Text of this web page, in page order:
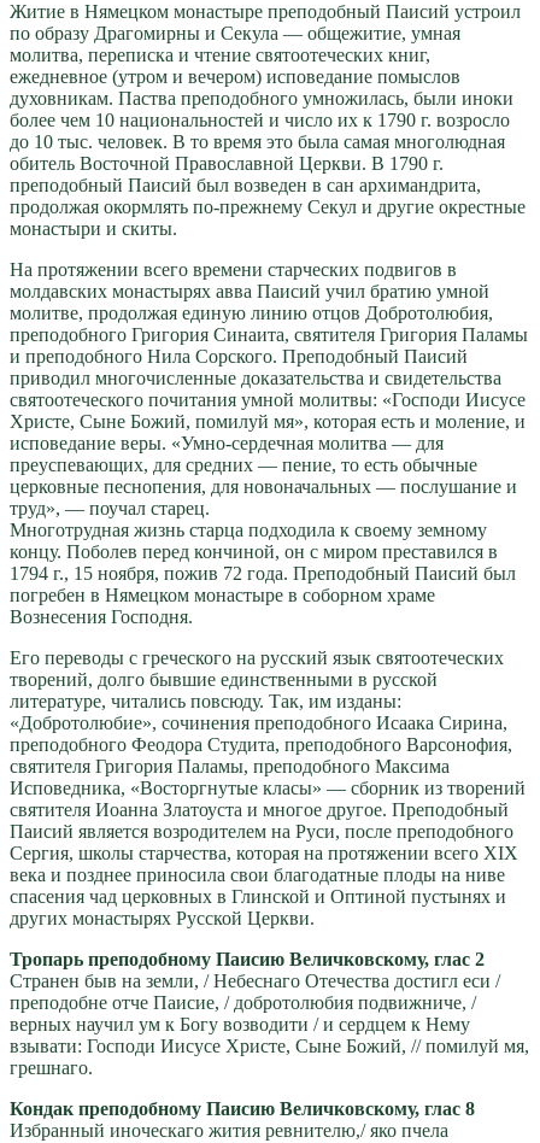
Житие в Нямецком монастыре преподобный Паисий устроил
по образу Драгомирны и Секула — общежитие, умная
молитва, переписка и чтение святоотеческих книг,
ежедневное (утром и вечером) исповедание помыслов
духовникам. Паства преподобного умножилась, были иноки
более чем 10 национальностей и число их к 1790 г. возросло
до 10 тыс. человек. В то время это была самая многолюдная
обитель Восточной Православной Церкви. В 1790 г.
преподобный Паисий был возведен в сан архимандрита,
продолжая окормлять по-прежнему Секул и другие окрестные
монастыри и скиты.
На протяжении всего времени старческих подвигов в
молдавских монастырях авва Паисий учил братию умной
молитве, продолжая единую линию отцов Добротолюбия,
преподобного Григория Синаита, святителя Григория Паламы
и преподобного Нила Сорского. Преподобный Паисий
приводил многочисленные доказательства и свидетельства
святоотеческого почитания умной молитвы: «Господи Иисусе
Христе, Сыне Божий, помилуй мя», которая есть и моление, и
исповедание веры. «Умно-сердечная молитва — для
преуспевающих, для средних — пение, то есть обычные
церковные песнопения, для новоначальных — послушание и
труд», — поучал старец.
Многотрудная жизнь старца подходила к своему земному
концу. Поболев перед кончиной, он с миром преставился в
1794 г., 15 ноября, пожив 72 года. Преподобный Паисий был
погребен в Нямецком монастыре в соборном храме
Вознесения Господня.
Его переводы с греческого на русский язык святоотеческих
творений, долго бывшие единственными в русской
литературе, читались повсюду. Так, им изданы:
«Добротолюбие», сочинения преподобного Исаака Сирина,
преподобного Феодора Студита, преподобного Варсонофия,
святителя Григория Паламы, преподобного Максима
Исповедника, «Восторгнутые класы» — сборник из творений
святителя Иоанна Златоуста и многое другое. Преподобный
Паисий является возродителем на Руси, после преподобного
Сергия, школы старчества, которая на протяжении всего XIX
века и позднее приносила свои благодатные плоды на ниве
спасения чад церковных в Глинской и Оптиной пустынях и
других монастырях Русской Церкви.
Тропарь преподобному Паисию Величковскому, глас 2
Странен быв на земли, / Небеснаго Отечества достигл еси /
преподобне отче Паисие, / добротолюбия подвижниче, /
верных научил ум к Богу возводити / и сердцем к Нему
взывати: Господи Иисусе Христе, Сыне Божий, // помилуй мя,
грешнаго.
Кондак преподобному Паисию Величковскому, глас 8
Избранный иноческаго жития ревнителю,/ яко пчела